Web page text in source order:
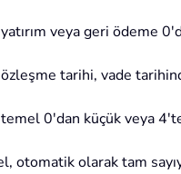
veya geri ödeme
tarihi, vade
0'dan küçük veya
otomatik olarak tam